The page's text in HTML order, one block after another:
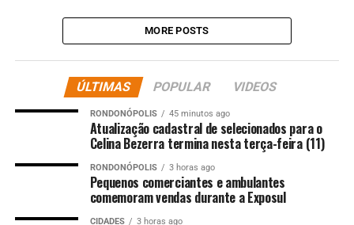
MORE POSTS
ÚLTIMAS POPULAR VIDEOS
RONDONÓPOLIS 45 minutos ago
Atualização cadastral de selecionados para o
Celina Bezerra termina nesta terça-feira (11)
RONDONÓPOLIS 3 horas ago
Pequenos comerciantes e ambulantes
comemoram vendas durante a Exposul
CIDADES 3 horas ago